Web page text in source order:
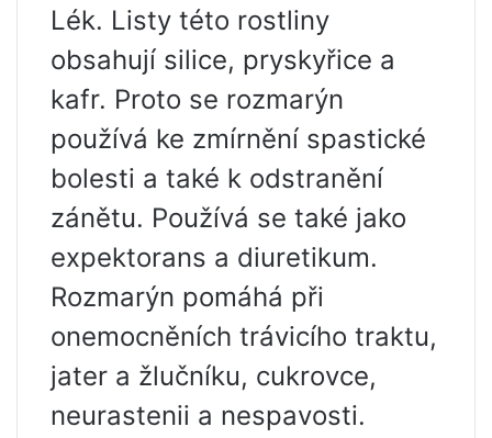
Lék. Listy této rostliny
obsahují silice, pryskyřice a
kafr. Proto se rozmarýn
používá ke zmírnění spastické
bolesti a také k odstranění
zánětu. Používá se také jako
expektorans a diuretikum.
Rozmarýn pomáhá při
onemocněních trávicího traktu,
jater a žlučníku, cukrovce,
neurastenii a nespavosti.